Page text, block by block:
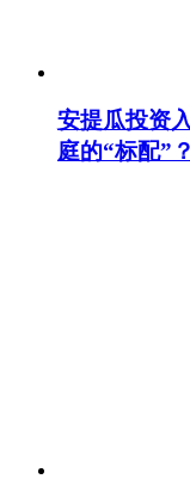
安提瓜投资
庭的“标配”？